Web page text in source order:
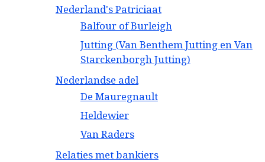
Nederland's Patriciaat
Balfour of Burleigh
Jutting (Van Benthem Jutting en Van
Starckenborgh Jutting)
Nederlandse adel
De Mauregnault
Heldewier
Van Raders
Relaties met bankiers